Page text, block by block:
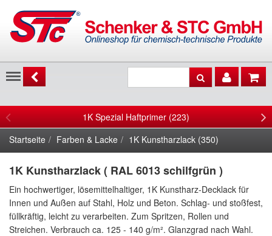
Menu
1K Spezial Haftprimer (223)
Startseite
Farben & Lacke 1K Kunstharzlack (350)
1K Kunstharzlack ( RAL 6013 schilfgrün )
Ein hochwertiger, lösemittelhaltiger, 1K Kunstharz-Decklack für
Innen und Außen auf Stahl, Holz und Beton. Schlag- und stoßfest,
füllkräftig, leicht zu verarbeiten. Zum Spritzen, Rollen und
Streichen. Verbrauch ca. 125 - 140 g/m². Glanzgrad nach Wahl.